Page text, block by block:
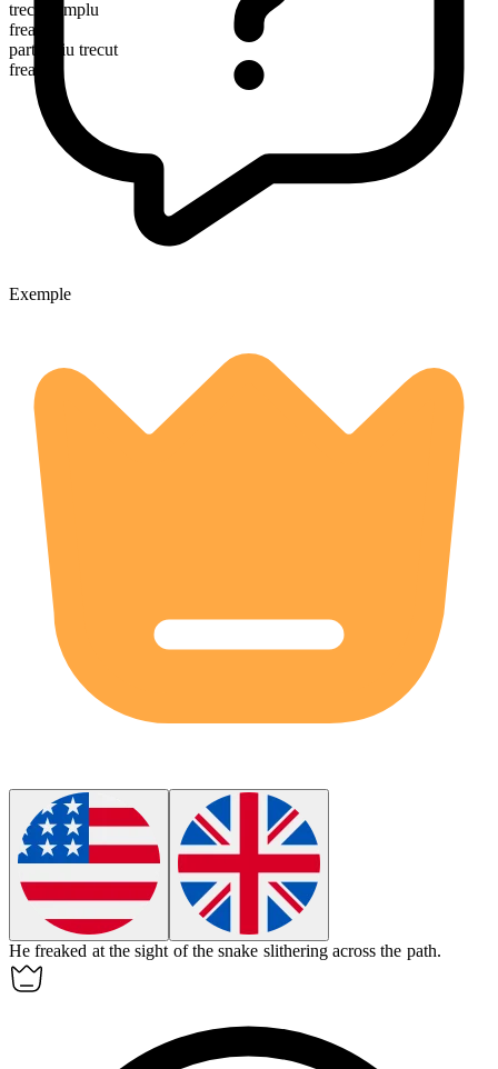
trecut simplu
freaked
participiu trecut
freaked
Exemple
Hefreaked at the sight of the snake slithering across the path.